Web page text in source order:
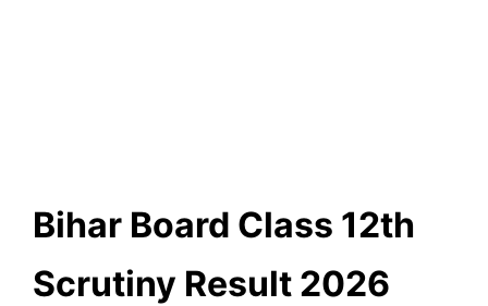
Bihar Board Class 12th
Scrutiny Result 2026